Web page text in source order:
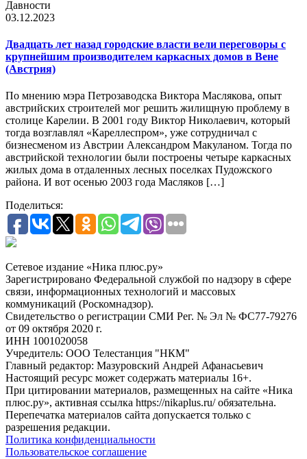
Давности
03.12.2023
Двадцать лет назад городские власти вели переговоры с
крупнейшим производителем каркасных домов в Вене
(Австрия)
По мнению мэра Петрозаводска Виктора Маслякова, опыт
австрийских строителей мог решить жилищную проблему в
столице Карелии. В 2001 году Виктор Николаевич, который
тогда возглавлял «Кареллеспром», уже сотрудничал с
бизнесменом из Австрии Александром Макуланом. Тогда по
австрийской технологии были построены четыре каркасных
жилых дома в отдаленных лесных поселках Пудожского
района. И вот осенью 2003 года Масляков […]
Поделиться:
Сетевое издание «Ника плюс.ру»
Зарегистрировано Федеральной службой по надзору в сфере
связи, информационных технологий и массовых
коммуникаций (Роскомнадзор).
Свидетельство о регистрации СМИ Рег. № Эл № ФС77-79276
от 09 октября 2020 г.
ИНН 1001020058
Учредитель: ООО Телестанция "НКМ"
Главный редактор: Мазуровский Андрей Афанасьевич
Настоящий ресурс может содержать материалы 16+.
При цитировании материалов, размещенных на сайте «Ника
плюс.ру», активная ссылка https://nikaplus.ru/ обязательна.
Перепечатка материалов сайта допускается только с
разрешения редакции.
Политика конфиденциальности
Пользовательское соглашение